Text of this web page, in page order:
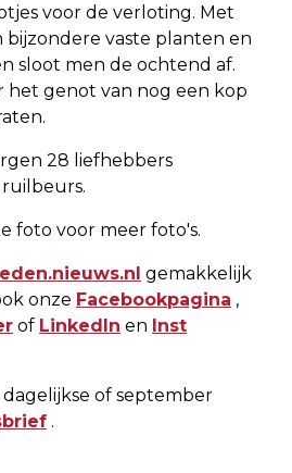
voor de verloting. Met
bijzondere vaste planten en
sloot men de ochtend af.
het genot van nog een kop
28 liefhebbers
foto voor meer foto's.
gemakkelijk
onze Facebookpagina ,
of LinkedIn en Inst
of september
.